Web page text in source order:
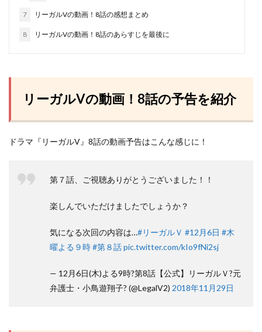
7 リーガルVの動画！8話の感想まとめ
8 リーガルVの動画！8話のあらすじを最後に
リーガルVの動画！8話の予告を紹介
ドラマ『リーガルV』8話の動画予告はこんな感じに！
第７話、ご視聴ありがとうございました！！
楽しんでいただけましたでしょうか？
気になる次回の内容は…#リーガルＶ #12月6日 #木
曜よる９時#第８話pic.twitter.com/kIo9fNi2sj
— 12月6日(木)よる9時?第8話【公式】リーガルＶ?元
弁護士・小鳥遊翔子? (@LegalV2) 2018年11月29日